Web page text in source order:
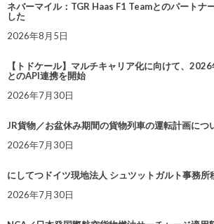
ネバーマイル：TGR Haas F1 Teamとのパートナ
した
2026年8月5日
【トドケール】マルチキャリア化に向けて、
とのAPI連携を開始
2026年7月30日
JR貨物／お盆休み期間の貨物列車の運転計画につ
2026年7月30日
にしてつドイツ現地法人 シュツットガルト事務所
2026年7月30日